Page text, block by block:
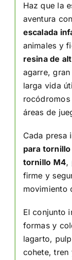
Haz que la
aventura
escalada
animales y
resina de
agarre,
larga vida
áreas de
Cada presa
para tornillo
tornillo M4,
firme y
movimiento
El conjunto
formas y
lagarto,
cohete, tren